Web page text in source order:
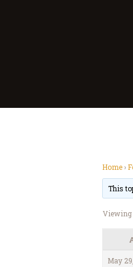
Home›
This
Viewing
May